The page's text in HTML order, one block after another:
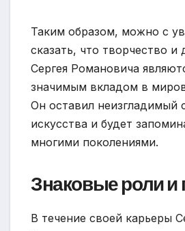
Таким образом, можно с
сказать, что творчество и
Сергея Романовича
значимым вкладом в
Он оставил неизгладимый
искусства и будет
многими поколениями.
Знаковые роли и
В течение своей карьеры